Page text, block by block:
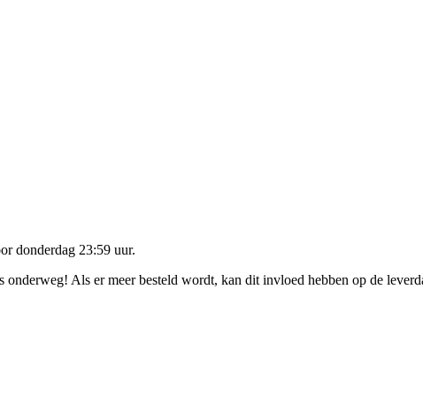
donderdag 23:59 uur.
Als er meer besteld wordt, kan dit invloed hebben op de